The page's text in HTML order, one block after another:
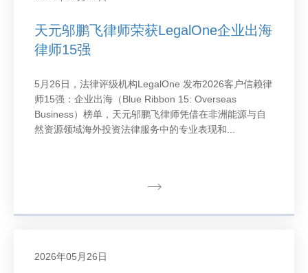
天元邬鹏飞律师荣获LegalOne企业出海
律师15强
5月26日，法律评级机构LegalOne 发布2026客户信赖律
师15强：企业出海（Blue Ribbon 15: Overseas
Business）榜单，天元邬鹏飞律师凭借在非洲能源与自
然资源领域海外投资法律服务中的专业表现和...
2026年05月26日